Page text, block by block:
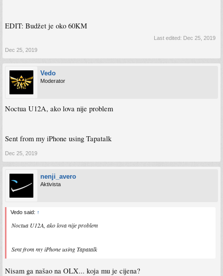
EDIT: Budžet je oko 60KM
Last edited: Dec 25, 2019
Dec 25, 2019
Vedo
Moderator
Noctua U12A, ako lova nije problem
Sent from my iPhone using Tapatalk
Dec 25, 2019
nenji_avero
Aktivista
Vedo said: ↑
Noctua U12A, ako lova nije problem
Sent from my iPhone using Tapatalk
Nisam ga našao na OLX... koja mu je cijena?